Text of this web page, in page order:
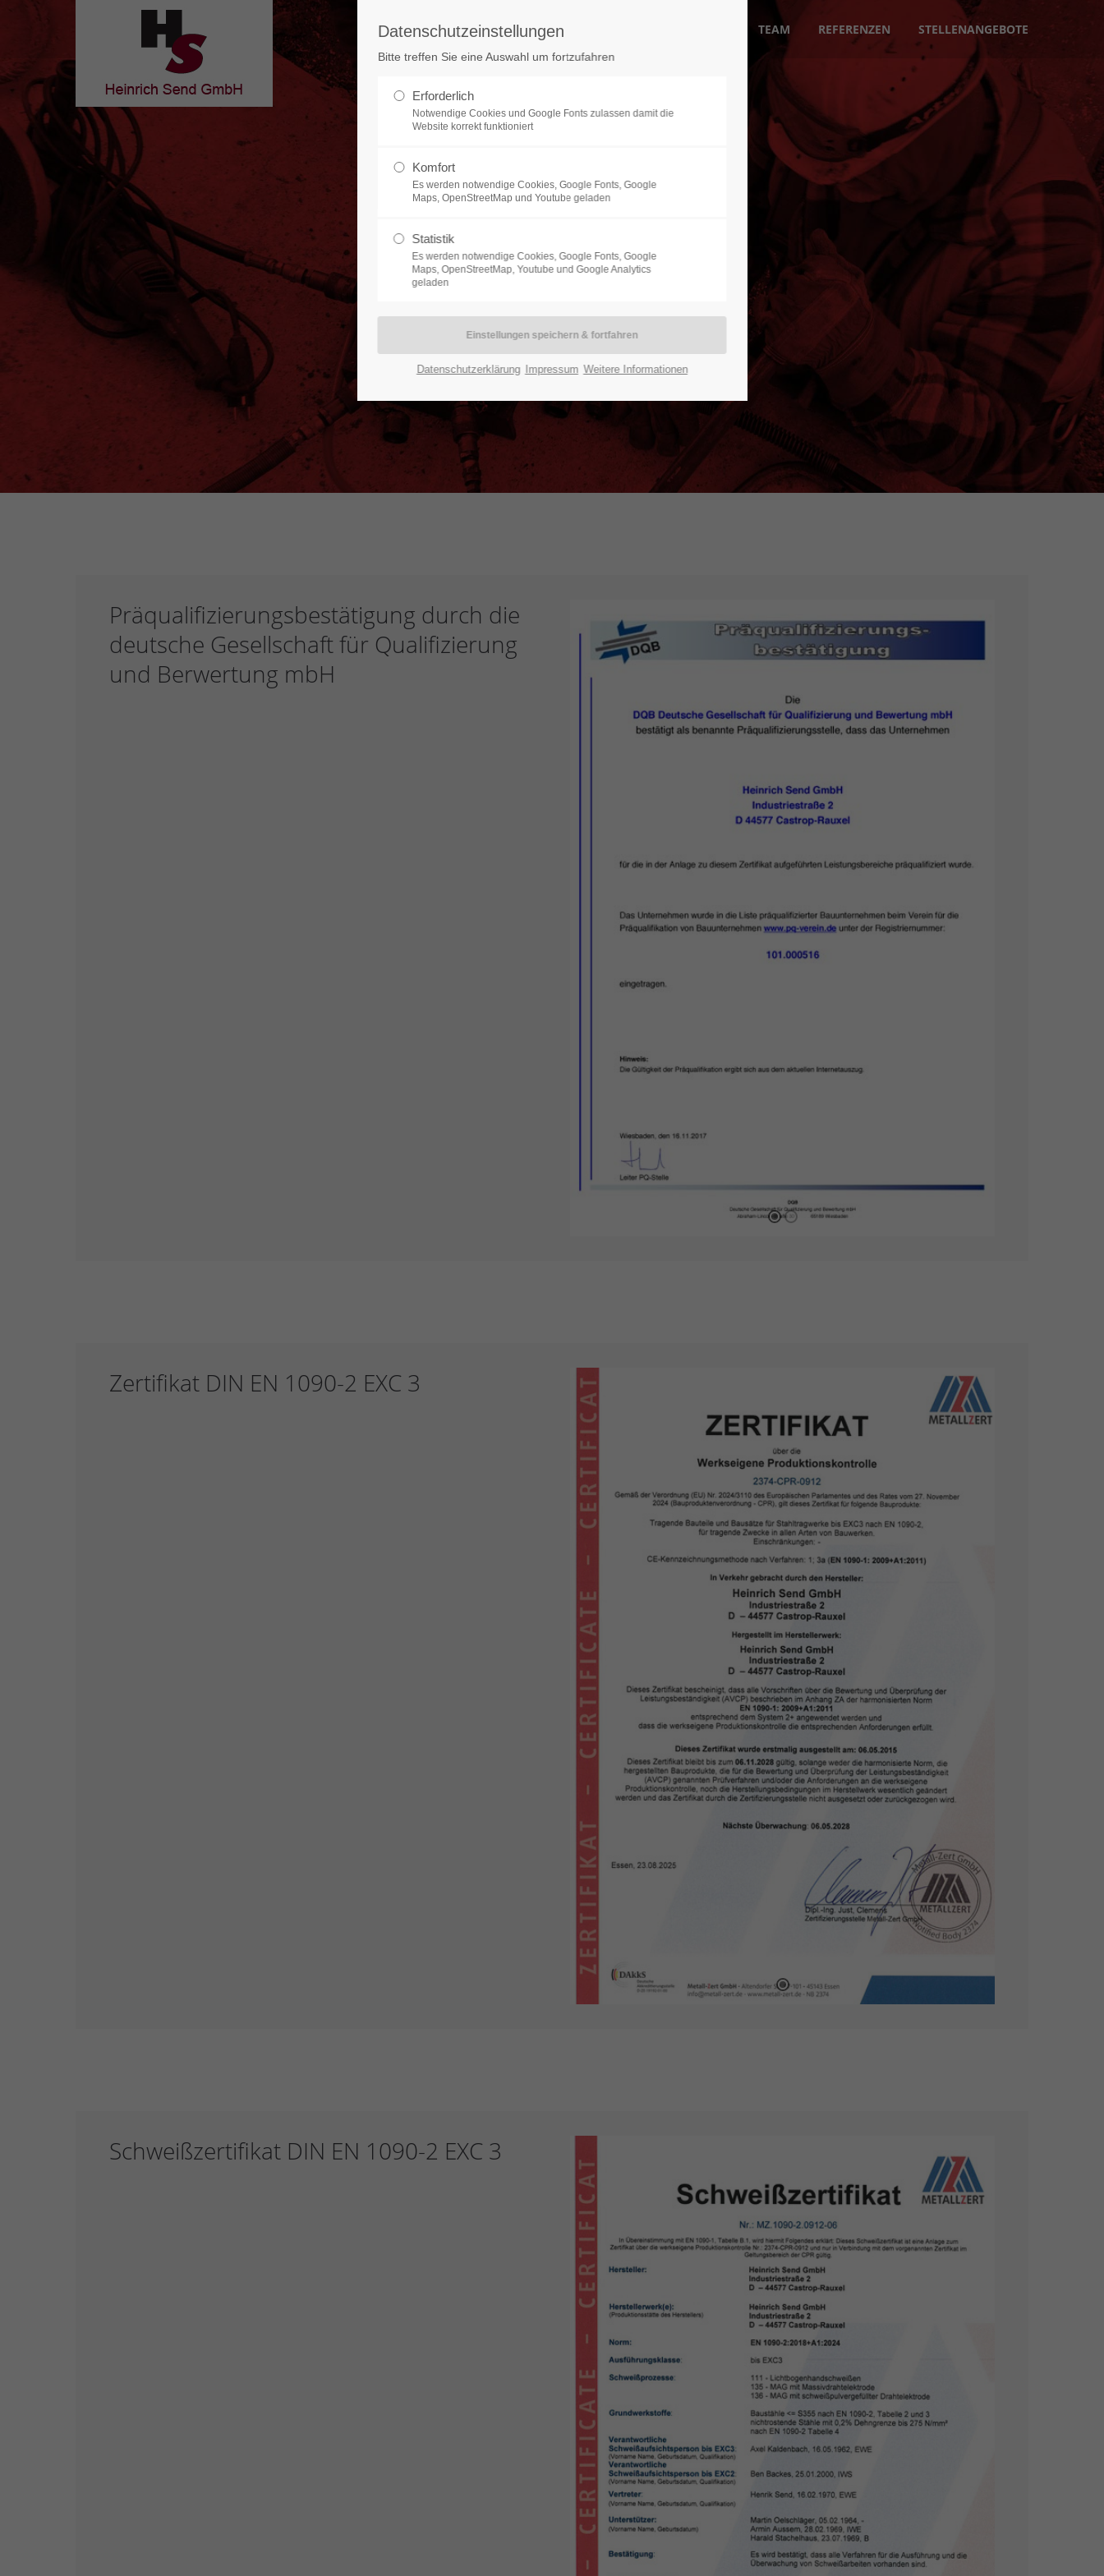
Notdienst
24Std/365Tagen
Über unserem Notdienst sind wir 365
Tage im Jahr 24 Stunden erreichbar.
Schnelle Realisierungen machen wir
möglich durch einen großen Vorrat an
Baumaterialien, Stützkonstruktionen,
Hydraulikpressen und Stapelmaterialien,
die wir ständig auf dem eigenen Bauhof
Nehmen Sie Kontakt
mit uns auf
Heinrich Send GmbH
Haben Sie Fragen?
Schreiben Sie uns eine eMail
info@hsend.de
Unsere Bürozeiten:
Über uns
Die Heinrich Send GmbH ist ein
über 100-jährige Tradition zurückblicken.
TEAM REFERENZEN STELLENANGEBOTE
Zertifikate
Präqualifizierungsbestätigung durch die
deutsche Gesellschaft für Qualifizierung
und Berwertung mbH
Zertifikat DIN EN 1090-2 EXC 3
Schweißzertifikat DIN EN 1090-2 EXC 3
Datenschutzeinstellungen
Bitte treffen Sie eine Auswahl um fortzufahren
Erforderlich
Notwendige Cookies und Google Fonts zulassen damit die
Website korrekt funktioniert
Komfort
Es werden notwendige Cookies, Google Fonts, Google
Maps, OpenStreetMap und Youtube geladen
Statistik
Es werden notwendige Cookies, Google Fonts, Google
Maps, OpenStreetMap, Youtube und Google Analytics
geladen
Datenschutzerklärung Impressum Weitere Informationen